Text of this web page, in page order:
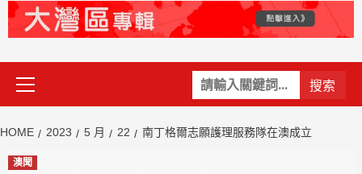
關
鍵
Primary
Menu
HOME 2023 5 月 22 南丁格爾志願護理服務隊在澳成立
澳聞